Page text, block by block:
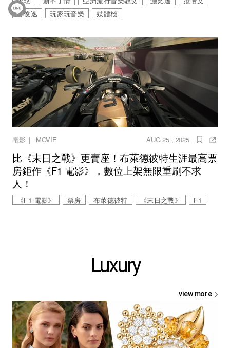
林俊逸
玩家玩音樂 媒體棧
電影 ｜ MOVIE AUG 25 , 2025
比《末日之戰》更賣座！布萊德彼特生涯最高票
房鉅作《F1 電影》，數位上架無限重刷不求
人！
《F1 電影》 票房 布萊德彼特 《末日之戰》 F1
Luxury
view more